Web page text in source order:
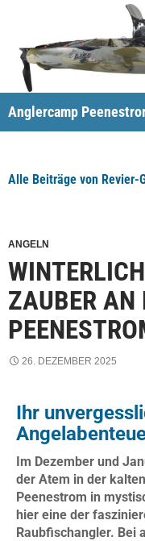
Anglercamp
Alle Beiträge von Revier-
ANGELN
AUBER AN
EENESTROM
26. DEZEMBER 2025
Ihr
Im Dezember und
der Atem in der
Peenestrom in
hier eine der
Raubfischangler. Bei